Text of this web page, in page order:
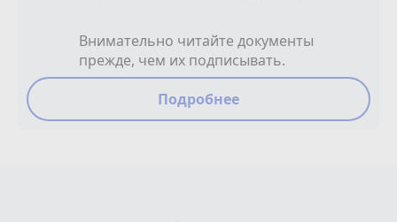
Внимательно читайте документы
прежде, чем их подписывать.
Подробнее